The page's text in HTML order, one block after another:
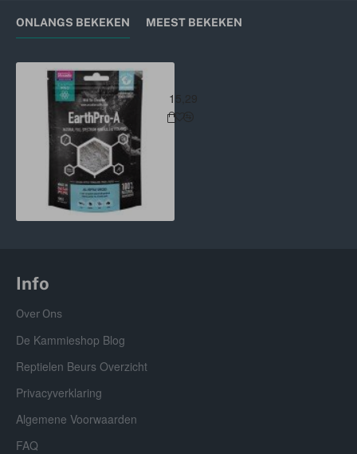
ONLANGS BEKEKEN MEEST BEKEKEN
15,29
Info
Over Ons
De Kammieshop Blog
Reptielen Beurs Overzicht
Privacyverklaring
Algemene Voorwaarden
FAQ